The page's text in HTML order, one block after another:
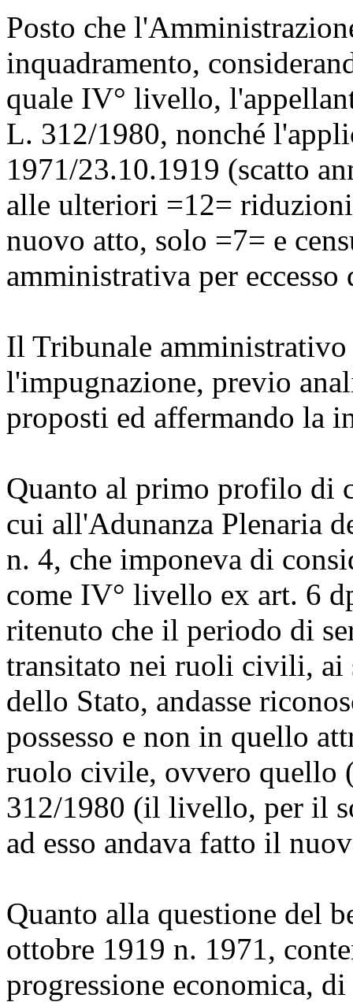
Posto che
inquadramento,
quale IV° livello,
L. 312/1980, nonché
1971/23.10.1919 (scatto
alle ulteriori =12=
nuovo atto, solo =7= e
amministrativa per eccesso
Il Tribunale
l'impugnazione, previo
proposti ed affermando la
Quanto al primo profilo di
cui all'Adunanza Plenaria
n. 4, che imponeva di
come IV° livello ex art. 6
ritenuto che il periodo di
transitato nei ruoli civili, ai
dello Stato, andasse
possesso e non in quello
ruolo civile, ovvero quello
312/1980 (il livello, per il
ad esso andava fatto il
Quanto alla questione del
ottobre 1919 n. 1971,
progressione economica,